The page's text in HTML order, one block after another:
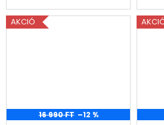
AKCIÓ
16 990 FT –12 %